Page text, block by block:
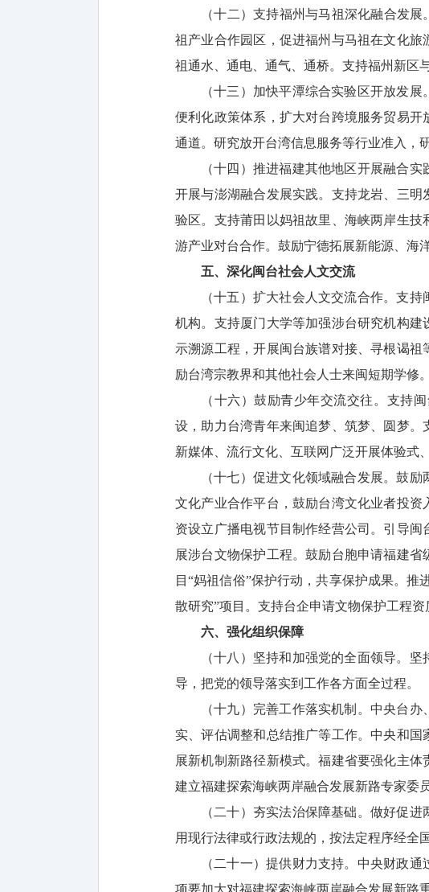
（十二）支持福州与马祖深化融合发
祖产业合作园区，促进福州与马祖在文化
祖通水、通电、通气、通桥。支持福州新区
（十三）加快平潭综合实验区开放发
便利化政策体系，扩大对台跨境服务贸易
通道。研究放开台湾信息服务等行业准入，
（十四）推进福建其他地区开展融合
开展与澎湖融合发展实践。支持龙岩、三
验区。支持莆田以妈祖故里、海峡两岸生
游产业对台合作。鼓励宁德拓展新能源、海
五、深化闽台社会人文交流
（十五）扩大社会人文交流合作。支
机构。支持厦门大学等加强涉台研究机构
示溯源工程，开展闽台族谱对接、寻根谒
励台湾宗教界和其他社会人士来闽短期学修
（十六）鼓励青少年交流交往。支持
设，助力台湾青年来闽追梦、筑梦、圆梦
新媒体、流行文化、互联网广泛开展体验式
（十七）促进文化领域融合发展。鼓
文化产业合作平台，鼓励台湾文化业者投
资设立广播电视节目制作经营公司。引导
展涉台文物保护工程。鼓励台胞申请福建
目“妈祖信俗”保护行动，共享保护成果。
散研究”项目。支持台企申请文物保护工程
六、强化组织保障
（十八）坚持和加强党的全面领导。
导，把党的领导落实到工作各方面全过程。
（十九）完善工作落实机制。中央台
实、评估调整和总结推广等工作。中央和
展新机制新路径新模式。福建省要强化主
建立福建探索海峡两岸融合发展新路专家委
（二十）夯实法治保障基础。做好促
用现行法律或行政法规的，按法定程序经全
（二十一）提供财力支持。中央财政
项要加大对福建探索海峡两岸融合发展新路